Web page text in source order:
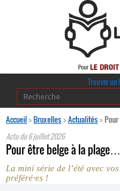
Trouver un
Accueil>Bruxelles>Actualités>
Actu du6 juillet 2026
Pour être belge à la plage…
La mini série de l’été avec
préféré·es !